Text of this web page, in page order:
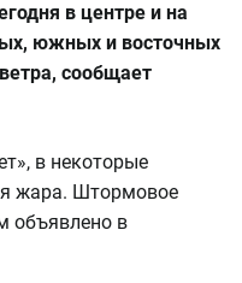
в центре и на
южных и восточных
сообщает
в некоторые
жара. Штормовое
объявлено в